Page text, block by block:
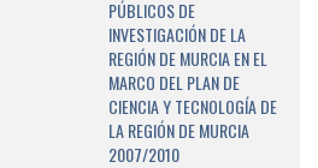
PÚBLICOS DE
INVESTIGACIÓN DE LA
REGIÓN DE MURCIA EN EL
MARCO DEL PLAN DE
CIENCIA Y TECNOLOGÍA DE
LA REGIÓN DE MURCIA
2007/2010